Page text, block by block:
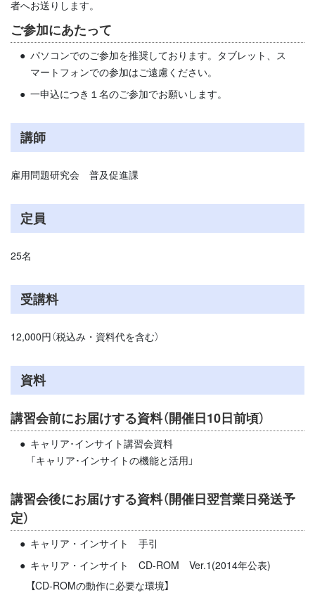
者へお送りします。
ご参加にあたって
パソコンでのご参加を推奨しております。タブレット、ス
マートフォンでの参加はご遠慮ください。
一申込につき１名のご参加でお願いします。
講師
雇用問題研究会 普及促進課
定員
25名
受講料
12,000円（税込み・資料代を含む）
資料
講習会前にお届けする資料（開催日10日前頃）
キャリア･インサイト講習会資料
「キャリア･インサイトの機能と活用」
講習会後にお届けする資料（開催日翌営業日発送予
定）
キャリア・インサイト 手引
キャリア・インサイト CD-ROM Ver.1(2014年公表)
【CD-ROMの動作に必要な環境】